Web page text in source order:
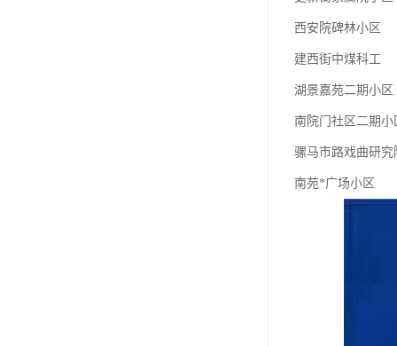
西安院碑林小区
建西街中煤科工
湖景嘉苑二期小区
南院门社区二期小
骡马市路戏曲研究
南苑*广场小区